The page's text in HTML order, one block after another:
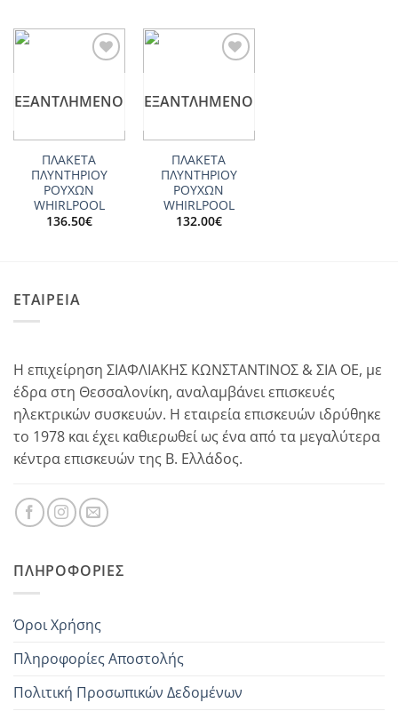
ΕΞΑΝΤΛΗΜΈΝΟ
ΠΛΑΚΕΤΑ
ΠΛΥΝΤΗΡΙΟΥ
ΡΟΥΧΩΝ
WHIRLPOOL
136.50€
ΕΞΑΝΤΛΗΜΈΝΟ
ΠΛΑΚΕΤΑ
ΠΛΥΝΤΗΡΙΟΥ
ΡΟΥΧΩΝ
WHIRLPOOL
132.00€
ΕΤΑΙΡΕΙΑ
Η επιχείρηση ΣΙΑΦΛΙΑΚΗΣ ΚΩΝΣΤΑΝΤΙΝΟΣ & ΣΙΑ ΟΕ, με
έδρα στη Θεσσαλονίκη, αναλαμβάνει επισκευές
ηλεκτρικών συσκευών. Η εταιρεία επισκευών ιδρύθηκε
το 1978 και έχει καθιερωθεί ως ένα από τα μεγαλύτερα
κέντρα επισκευών της Β. Ελλάδος.
ΠΛΗΡΟΦΟΡΊΕΣ
Όροι Χρήσης
Πληροφορίες Αποστολής
Πολιτική Προσωπικών Δεδομένων